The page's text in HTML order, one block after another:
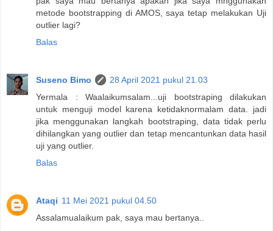
metode bootstrapping di AMOS, saya tetap melakukan Uji
outlier lagi?
Balas
Suseno Bimo
28 April 2021 pukul 21.03
Yermala : Waalaikumsalam...uji bootstraping dilakukan
untuk menguji model karena ketidaknormalam data. jadi
jika menggunakan langkah bootstraping, data tidak perlu
dihilangkan yang outlier dan tetap mencantunkan data hasil
uji yang outlier.
Balas
Ataqi 11 Mei 2021 pukul 04.50
Assalamualaikum pak, saya mau bertanya..